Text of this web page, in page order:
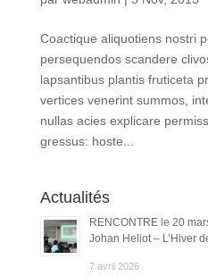
Coactique aliquotiens nostri
persequendos scandere
lapsantibus plantis fruticeta
vertices venerint summos,
nullas acies explicare
gressus: hoste...
Actualités
RENCONTRE le 20
Johan Heliot – L’Hiver
7 avril 2026